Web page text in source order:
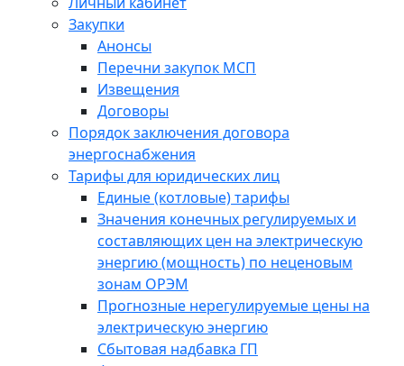
Закупки
Анонсы
Перечни закупок МСП
Извещения
Договоры
Порядок заключения договора
энергоснабжения
Тарифы для юридических лиц
Единые (котловые) тарифы
Значения конечных регулируемых и
составляющих цен на электрическую
энергию (мощность) по неценовым
зонам ОРЭМ
Прогнозные нерегулируемые цены на
электрическую энергию
Сбытовая надбавка ГП